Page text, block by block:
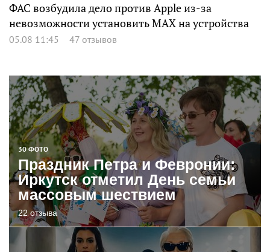
ФАС возбудила дело против Apple из-за
невозможности установить MAX на устройства
05.08 11:45 47 отзывов
30 ФОТО
Праздник Петра и Февронии:
Иркутск отметил День семьи
массовым шествием
22 отзыва